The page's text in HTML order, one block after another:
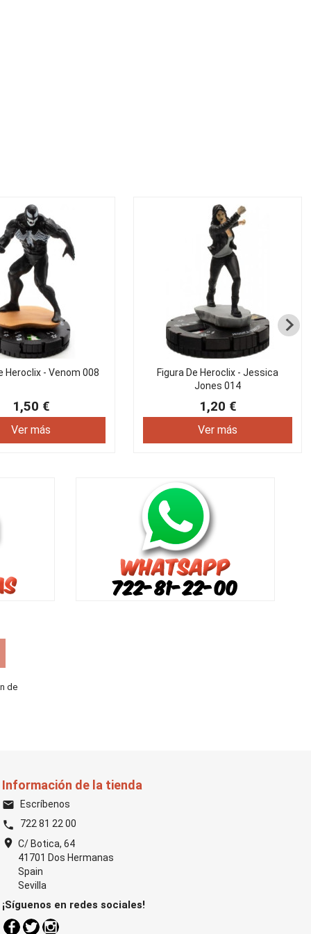
Heroclix - Venom 008
1,50 €
Ver más
Figura De Heroclix - Jessica
Jones 014
1,20 €
Ver más
de
Información de la tienda
email Escríbenos
phone 722 81 22 00
location_on C/ Botica, 64
41701 Dos Hermanas
Spain
Sevilla
¡Síguenos en redes sociales!
Facebook
TwitterInstagram